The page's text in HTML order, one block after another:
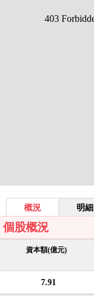
概況 明細
個股概況
資本額(億元)
7.91